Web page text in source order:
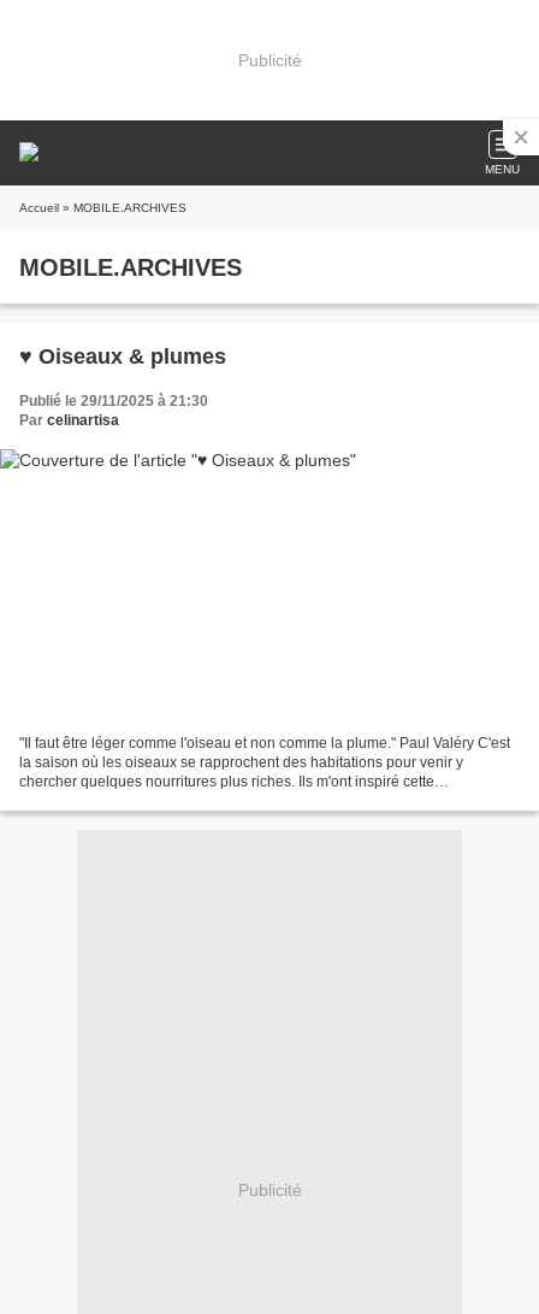
Publicité
MENU
Accueil » MOBILE.ARCHIVES
MOBILE.ARCHIVES
♥ Oiseaux & plumes
Publié le 29/11/2025 à 21:30
Par celinartisa
"Il faut être léger comme l'oiseau et non comme la plume." Paul Valéry C'est
la saison où les oiseaux se rapprochent des habitations pour venir y
chercher quelques nourritures plus riches. Ils m'ont inspiré cette
Publicité